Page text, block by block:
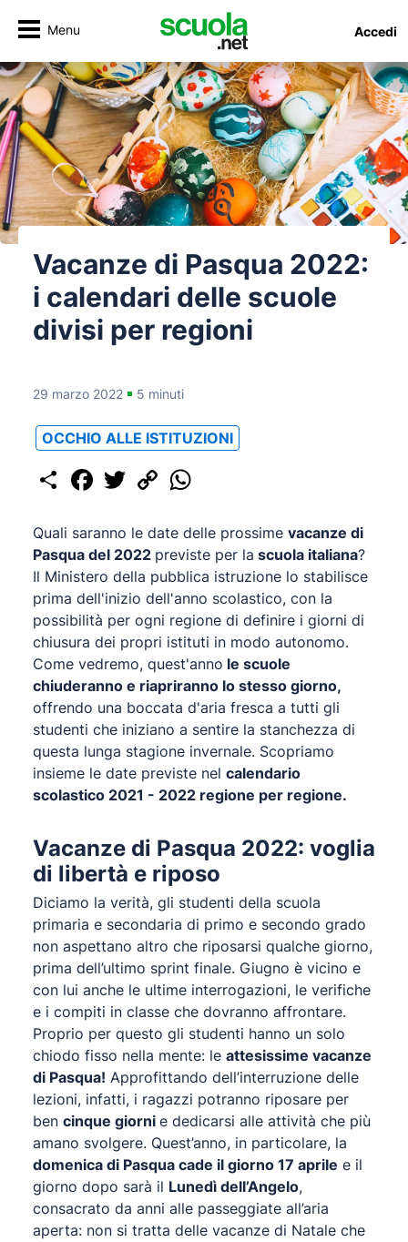
Menu Accedi
Vacanze di Pasqua 2022:
i calendari delle scuole
divisi per regioni
29 marzo 2022 5 minuti
OCCHIO ALLE ISTITUZIONI
Share Facebook
Twitter Copy
Link
Quali saranno le date delle prossime vacanze di
Pasqua del 2022 previste per la scuola italiana?
Il Ministero della pubblica istruzione lo stabilisce
prima dell'inizio dell'anno scolastico, con la
possibilità per ogni regione di definire i giorni di
chiusura dei propri istituti in modo autonomo.
Come vedremo, quest'anno le scuole
chiuderanno e riapriranno lo stesso giorno,
offrendo una boccata d'aria fresca a tutti gli
studenti che iniziano a sentire la stanchezza di
questa lunga stagione invernale. Scopriamo
insieme le date previste nel calendario
scolastico 2021 - 2022 regione per regione.
Vacanze di Pasqua 2022: voglia
di libertà e riposo
Diciamo la verità, gli studenti della scuola
primaria e secondaria di primo e secondo grado
non aspettano altro che riposarsi qualche giorno,
prima dell’ultimo sprint finale. Giugno è vicino e
con lui anche le ultime interrogazioni, le verifiche
e i compiti in classe che dovranno affrontare.
Proprio per questo gli studenti hanno un solo
chiodo fisso nella mente: le attesissime vacanze
di Pasqua! Approfittando dell’interruzione delle
lezioni, infatti, i ragazzi potranno riposare per
ben cinque giorni e dedicarsi alle attività che più
amano svolgere. Quest’anno, in particolare, la
domenica di Pasqua cade il giorno 17 aprile e il
giorno dopo sarà il Lunedì dell’Angelo,
consacrato da anni alle passeggiate all’aria
aperta: non si tratta delle vacanze di Natale che